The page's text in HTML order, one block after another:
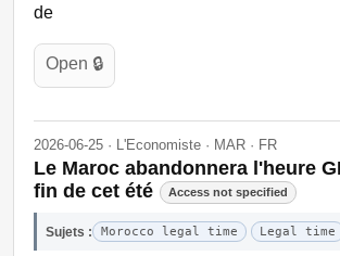
de
Open 🔒
2026-06-25 · L'Economiste · MAR · FR
Le Maroc abandonnera l'heure
fin de cet été
Access not specified
Sujets : Morocco legal time Legal time